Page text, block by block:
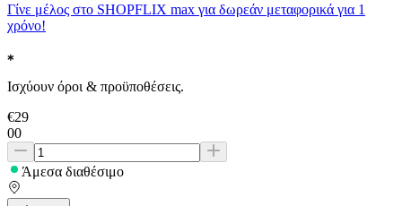
Γίνε μέλος στο SHOPFLIX max για δωρεάν μεταφορικά για 1
χρόνο!
Ισχύουν όροι & προϋποθέσεις.
€29
00
Άμεσα διαθέσιμο